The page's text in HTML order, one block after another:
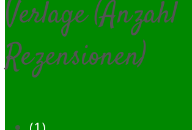
Verlage (Anzahl
Rezensionen)